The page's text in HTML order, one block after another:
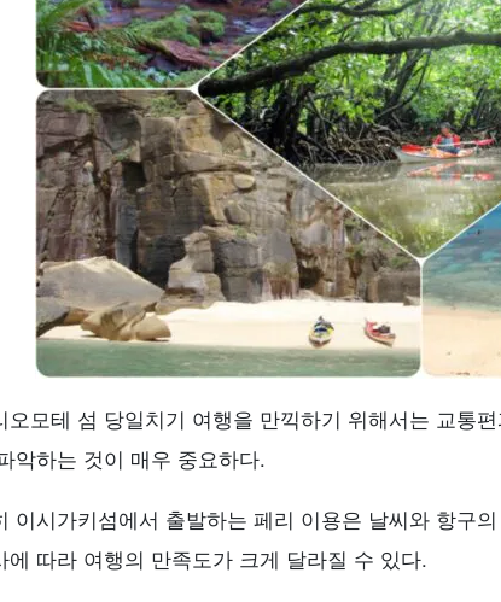
오모테 섬 당일치기 여행을 만끽하기 위해서는 교통
악하는 것이 매우 중요하다.
이시가키섬에서 출발하는 페리 이용은 날씨와 항구
에 따라 여행의 만족도가 크게 달라질 수 있다.